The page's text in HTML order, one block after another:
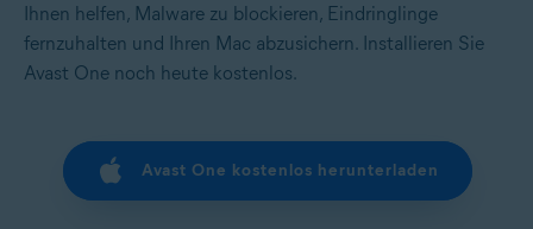
Ihnen helfen, Malware zu blockieren, Eindringlinge
fernzuhalten und Ihren Mac abzusichern. Installieren Sie
Avast One noch heute kostenlos.
Avast One kostenlos herunterladen